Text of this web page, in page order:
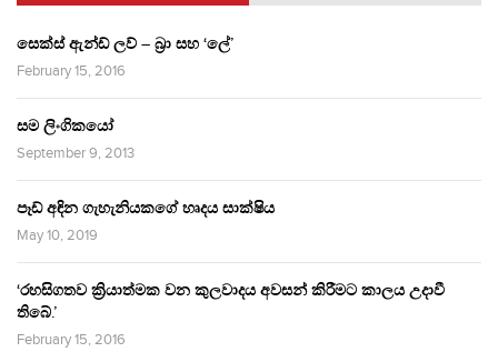
සෙක්ස් ඇන්ඩ් ලව් – බ්‍රා සහ ‘ලේ’
February 15, 2016
සම ලිංගිකයෝ
September 9, 2013
පෑඩ් අඳින ගැහැනියකගේ හෘදය සාක්ෂිය
May 10, 2019
‘රහසිගතව ක්‍රියාත්මක වන කුලවාදය අවසන් කිරීමට කාලය උදාවී
තිබේ.’
February 15, 2016